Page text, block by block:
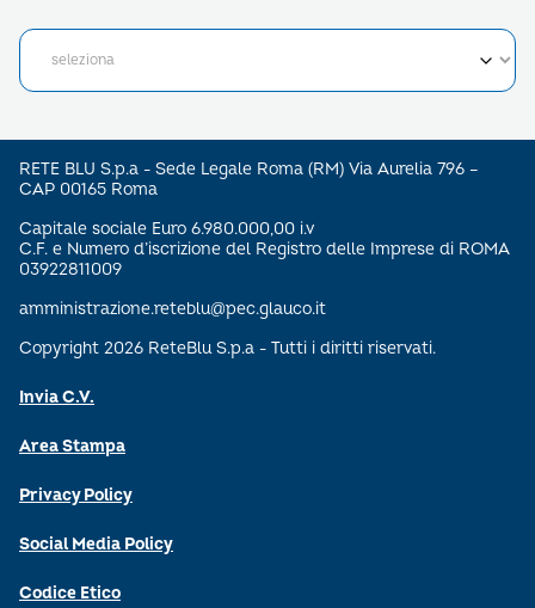
RETE BLU S.p.a - Sede Legale Roma (RM) Via Aurelia 796 –
CAP 00165 Roma
Capitale sociale Euro 6.980.000,00 i.v
C.F. e Numero d’iscrizione del Registro delle Imprese di ROMA
03922811009
amministrazione.reteblu@pec.glauco.it
Copyright 2026 ReteBlu S.p.a - Tutti i diritti riservati.
Invia C.V.
Area Stampa
Privacy Policy
Social Media Policy
Codice Etico